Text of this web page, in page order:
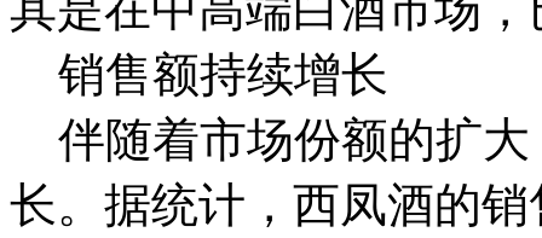
销售额持续增长
伴随着市场份额的扩大
长。据统计，西凤酒的